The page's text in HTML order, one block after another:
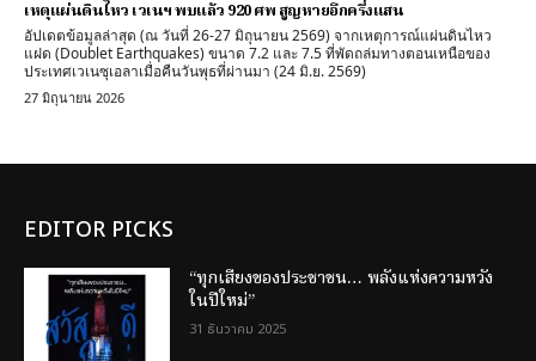
เหตุแผ่นดินไหว เวเนฯ พบแล้ว 920 ศพ สูญหายอีกครึ่งแสน
อัปเดตข้อมูลล่าสุด (ณ วันที่ 26-27 มิถุนายน 2569) จากเหตุการณ์แผ่นดินไหว
แฝด (Doublet Earthquakes) ขนาด 7.2 และ 7.5 ที่พัดถล่มทางตอนเหนือของ
ประเทศเวเนซุเอลาเมื่อคืนวันพุธที่ผ่านมา (24 มิ.ย. 2569)
27 มิถุนายน 2026
EDITOR PICKS
“ทุกเสียงของประชาชน… พลังแห่งความหวัง
ในปีใหม่”
31 ธันวาคม 2025